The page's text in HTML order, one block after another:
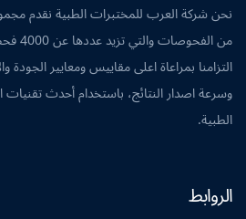
نحن شركة العرب للمختبرات الطبية نقدم
من الفحوصات والتي تزيد
التزامنا بمراعاة اعلى مقاييس ومعايير الجودة
وسرعة اصدار النتائج، باستخدام أحدث تقنيات
الطبية.
الروابط